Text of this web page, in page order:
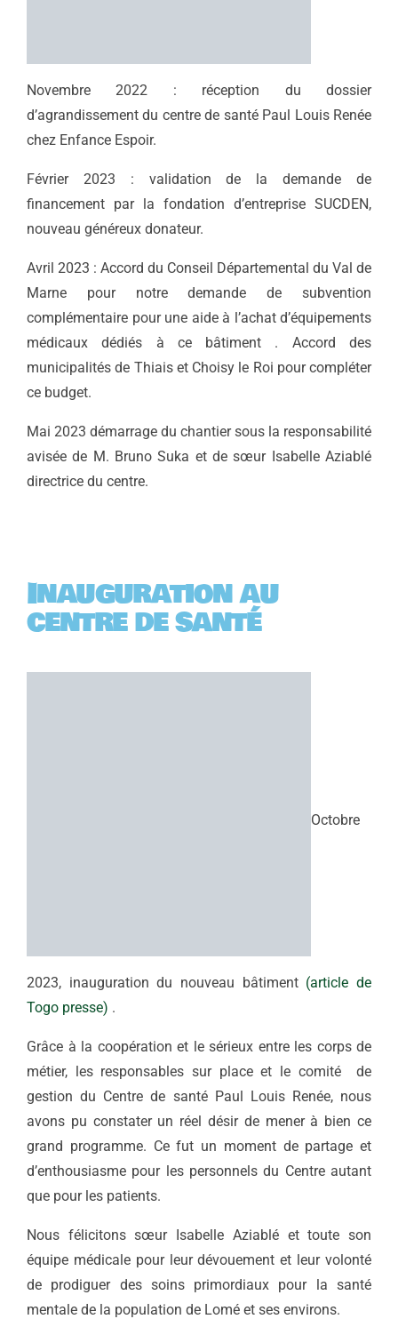
Novembre 2022 : réception du dossier
d’agrandissement du centre de santé Paul Louis Renée
chez Enfance Espoir.
Février 2023 : validation de la demande de
financement par la fondation d’entreprise SUCDEN,
nouveau généreux donateur.
Avril 2023 : Accord du Conseil Départemental du Val de
Marne pour notre demande de subvention
complémentaire pour une aide à l’achat d’équipements
médicaux dédiés à ce bâtiment . Accord des
municipalités de Thiais et Choisy le Roi pour compléter
ce budget.
Mai 2023 démarrage du chantier sous la responsabilité
avisée de M. Bruno Suka et de sœur Isabelle Aziablé
directrice du centre.
Inauguration au
centre de santé
Octobre
2023, inauguration du nouveau bâtiment(article de
Togo presse) .
Grâce à la coopération et le sérieux entre les corps de
métier, les responsables sur place et le comité de
gestion du Centre de santé Paul Louis Renée, nous
avons pu constater un réel désir de mener à bien ce
grand programme. Ce fut un moment de partage et
d’enthousiasme pour les personnels du Centre autant
que pour les patients.
Nous félicitons sœur Isabelle Aziablé et toute son
équipe médicale pour leur dévouement et leur volonté
de prodiguer des soins primordiaux pour la santé
mentale de la population de Lomé et ses environs.